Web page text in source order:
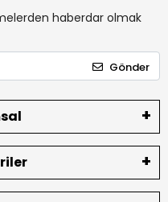
haberdar olmak
Gönder